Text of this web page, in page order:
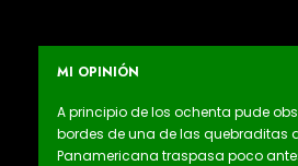
MI OPINIÓN
A principio de los ochenta pude
bordes de una de las quebraditas
Panamericana traspasa poco